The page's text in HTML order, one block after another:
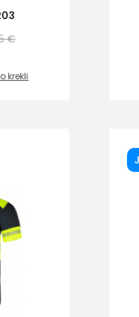
€
krekli
un īpašos piedāvājumus